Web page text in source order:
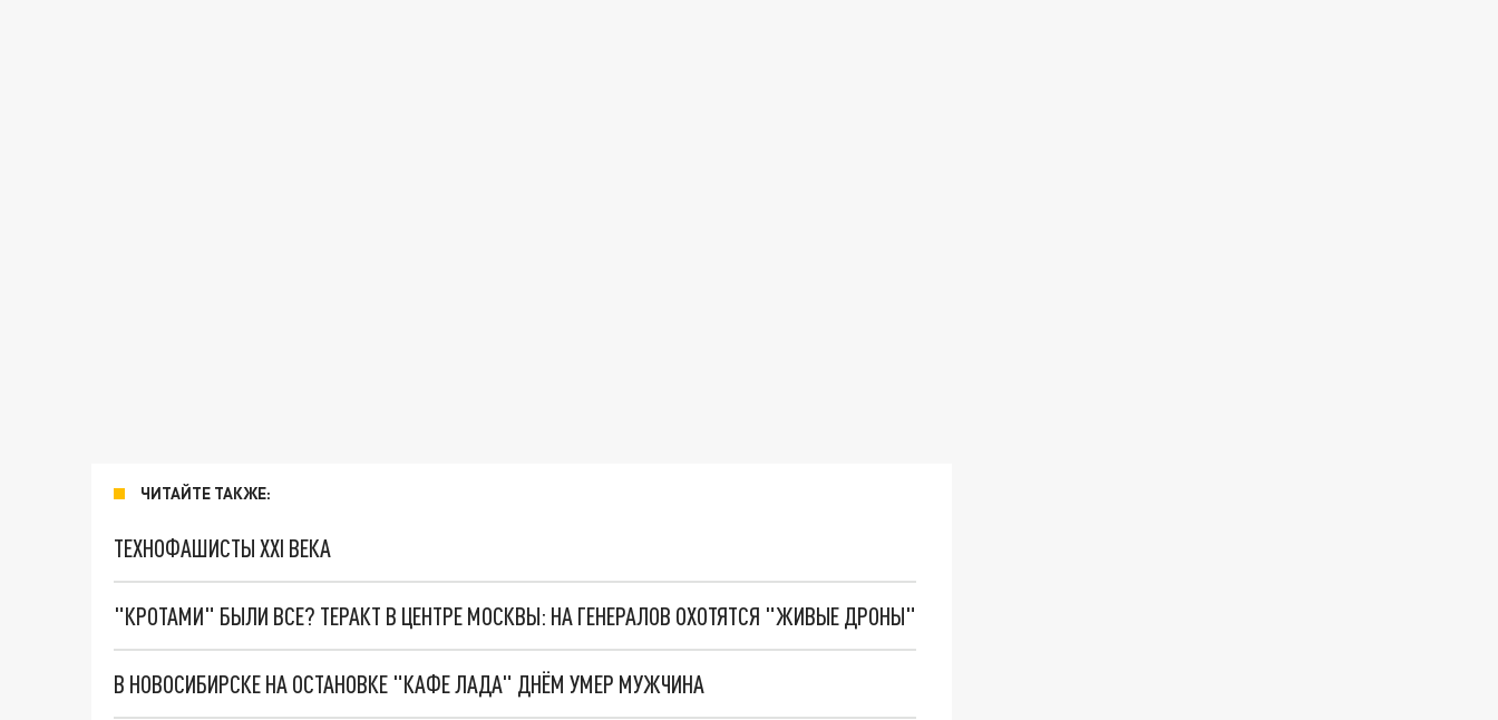
ЧИТАЙТЕ ТАКЖЕ:
ТЕХНОФАШИСТЫ XXI ВЕКА
"КРОТАМИ" БЫЛИ ВСЕ? ТЕРАКТ В ЦЕНТРЕ МОСКВЫ: НА ГЕНЕРАЛОВ ОХОТЯТСЯ "ЖИВЫЕ ДРОНЫ"
В НОВОСИБИРСКЕ НА ОСТАНОВКЕ "КАФЕ ЛАДА" ДНЁМ УМЕР МУЖЧИНА